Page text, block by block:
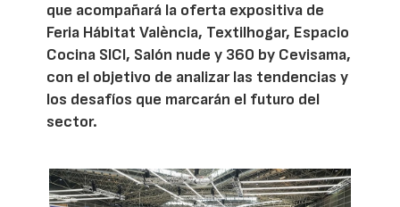
que acompañará la oferta expositiva de
Feria Hábitat València, Textilhogar, Espacio
Cocina SICI, Salón nude y 360 by Cevisama,
con el objetivo de analizar las tendencias y
los desafíos que marcarán el futuro del
sector.